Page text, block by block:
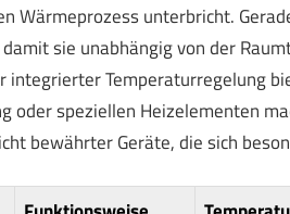
Wärmeprozess unterbricht.
sie unabhängig von der
integrierter Temperaturregelung
oder speziellen Heizelementen
bewährter Geräte, die sich